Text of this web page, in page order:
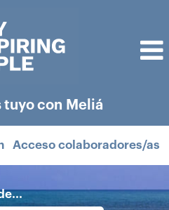
tuyo con Meliá
Acceso colaboradores/as